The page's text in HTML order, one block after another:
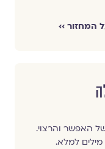
המחזור ››
האפשר והרצוי.
מילים למלא.